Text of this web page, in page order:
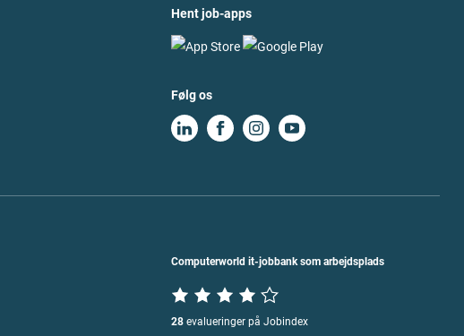
Hent job-apps
Følg os
Computerworld it-jobbank som arbejdsplads
28 evalueringer på Jobindex